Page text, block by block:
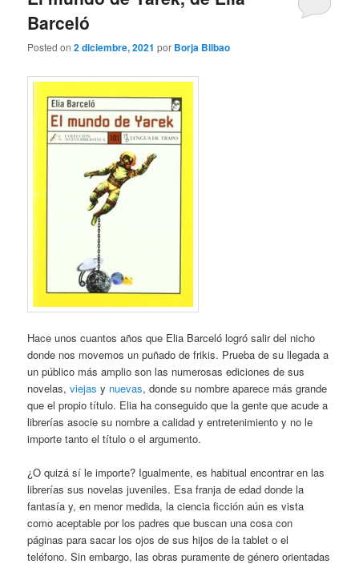
Barceló
Posted on2 diciembre, 2021 por Borja Bilbao
Hace unos cuantos años que Elia Barceló logró salir del nicho
donde nos movemos un puñado de frikis. Prueba de su llegada a
un público más amplio son las numerosas ediciones de sus
novelas,viejas y nuevas, donde su nombre aparece más grande
que el propio título. Elia ha conseguido que la gente que acude a
librerías asocie su nombre a calidad y entretenimiento y no le
importe tanto el título o el argumento.
¿O quizá sí le importe? Igualmente, es habitual encontrar en las
librerías sus novelas juveniles. Esa franja de edad donde la
fantasía y, en menor medida, la ciencia ficción aún es vista
como aceptable por los padres que buscan una cosa con
páginas para sacar los ojos de sus hijos de la tablet o el
teléfono. Sin embargo, las obras puramente de género orientadas